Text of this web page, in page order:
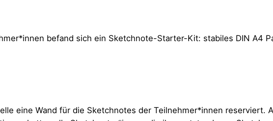
befand sich ein Sketchnote-Starter-Kit: stabiles DIN A4
eine Wand für die Sketchnotes der Teilnehmer*innen reserviert.